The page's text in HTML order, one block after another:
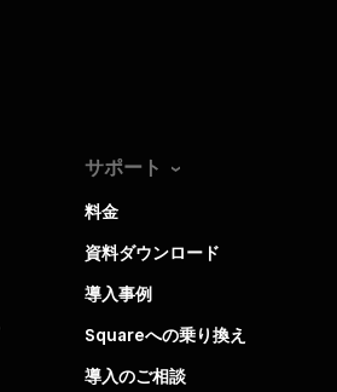
サポート
料金
資料ダウンロード
導入事例
Squareへの乗り換え
導入のご相談